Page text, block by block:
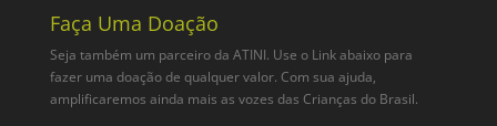
Faça Uma Doação
Seja também um parceiro da ATINI. Use o Link abaixo para
fazer uma doação de qualquer valor. Com sua ajuda,
amplificaremos ainda mais as vozes das Crianças do Brasil.